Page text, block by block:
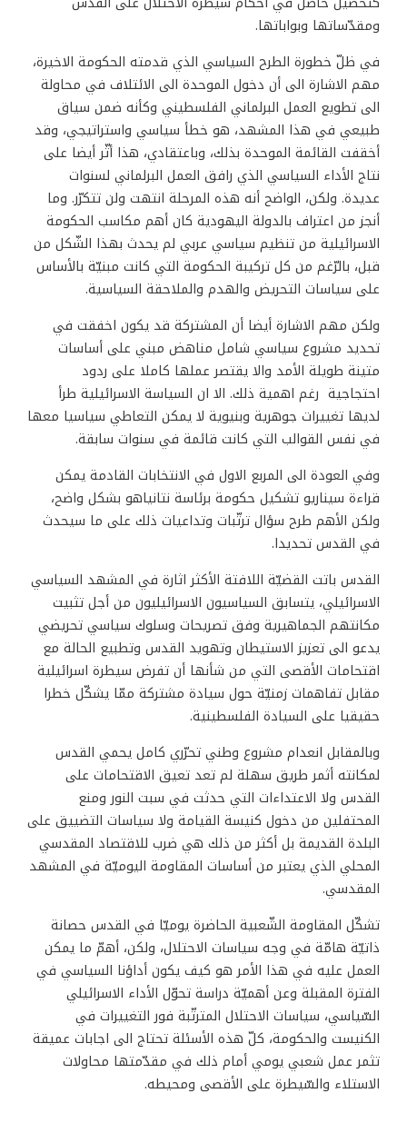
ومقدّساتها وبواباتها.
في ظلّ خطورة الطرح السياسي الذي قدمته الحكومة الاخيرة،
مهم الاشارة الى أن دخول الموحدة الى الائتلاف في محاولة
الى تطويع العمل البرلماني الفلسطيني وكأنه ضمن سياق
طبيعي في هذا المشهد، هو خطأ سياسي واستراتيجي، وقد
أخقفت القائمة الموحدة بذلك، وباعتقادي، هذا أثّر أيضا على
نتاج الأداء السياسي الذي رافق العمل البرلماني لسنوات
عديدة. ولكن، الواضح أنه هذه المرحلة انتهت ولن تتكرّر. وما
أنجز من اعتراف بالدولة اليهودية كان أهم مكاسب الحكومة
الاسرائيلية من تنظيم سياسي عربي لم يحدث بهذا الشّكل من
قبل، بالرّغم من كل تركيبة الحكومة التي كانت مبنيّة بالأساس
على سياسات التحريض والهدم والملاحقة السياسية.
ولكن مهم الاشارة أيضا أن المشتركة قد يكون اخفقت في
تحديد مشروع سياسي شامل مناهض مبني على أساسات
متينة طويلة الأمد والا يقتصر عملها كاملا على ردود
احتجاجية رغم اهمية ذلك. الا ان السياسة الاسرائيلية طرأ
لديها تغييرات جوهرية وبنيوية لا يمكن التعاطي سياسيا معها
في نفس القوالب التي كانت قائمة في سنوات سابقة.
وفي العودة الى المربع الاول في الانتخابات القادمة يمكن
قراءة سيناريو تشكيل حكومة برئاسة نتانياهو بشكل واضح،
ولكن الأهم طرح سؤال ترتّبات وتداعيات ذلك على ما سيحدث
في القدس تحديدا.
القدس باتت القضيّة اللافتة الأكثر اثارة في المشهد السياسي
الاسرائيلي، يتسابق السياسيون الاسرائيليون من أجل تثبيت
مكانتهم الجماهيرية وفق تصريحات وسلوك سياسي تحريضي
يدعو الى تعزيز الاستيطان وتهويد القدس وتطبيع الحالة مع
اقتحامات الأقصى التي من شأنها أن تفرض سيطرة اسرائيلية
مقابل تفاهمات زمنيّة حول سيادة مشتركة ممّا يشكّل خطرا
حقيقيا على السيادة الفلسطينية.
وبالمقابل انعدام مشروع وطني تحرّري كامل يحمي القدس
لمكانته أثمر طريق سهلة لم تعد تعيق الاقتحامات على
القدس ولا الاعتداءات التي حدثت في سبت النور ومنع
المحتفلين من دخول كنيسة القيامة ولا سياسات التضييق على
البلدة القديمة بل أكثر من ذلك هي ضرب للاقتصاد المقدسي
المحلي الذي يعتبر من أساسات المقاومة اليوميّة في المشهد
المقدسي.
تشكّل المقاومة الشّعبية الحاضرة يوميّا في القدس حصانة
ذاتيّة هامّة في وجه سياسات الاحتلال، ولكن، أهمّ ما يمكن
العمل عليه في هذا الأمر هو كيف يكون أداؤنا السياسي في
الفترة المقبلة وعن أهميّة دراسة تحوّل الأداء الاسرائيلي
السّياسي، سياسات الاحتلال المترتّبة فور التغييرات في
الكنيست والحكومة، كلّ هذه الأسئلة تحتاج الى اجابات عميقة
تثمر عمل شعبي يومي أمام ذلك في مقدّمتها محاولات
الاستلاء والسّيطرة على الأقصى ومحيطه.